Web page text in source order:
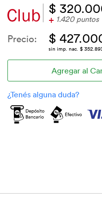
$
+ 1.420 puntos
Precio: $
sin imp. nac. $